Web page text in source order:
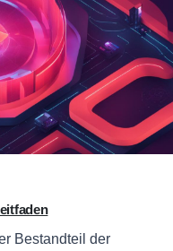
Bestandteil der